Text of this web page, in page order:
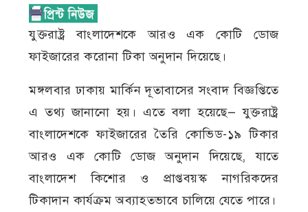
যুক্তরাষ্ট্র বাংলাদেশকে আরও এক কোটি ডোজ
ফাইজারের করোনা টিকা অনুদান দিয়েছে।
মঙ্গলবার ঢাকায় মার্কিন দূতাবাসের সংবাদ বিজ্ঞপ্তিতে
এ তথ্য জানানো হয়। এতে বলা হয়েছে— যুক্তরাষ্ট্র
বাংলাদেশকে ফাইজারের তৈরি কোভিড-১৯ টিকার
আরও এক কোটি ডোজ অনুদান দিয়েছে, যাতে
বাংলাদেশ কিশোর ও প্রাপ্তবয়স্ক নাগরিকদের
টিকাদান কার্যক্রম অব্যাহতভাবে চালিয়ে যেতে পারে।